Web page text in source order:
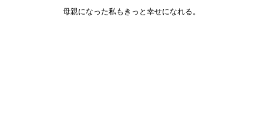
母親になった私も きっと幸せになれる。